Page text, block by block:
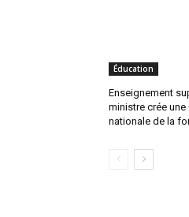
Éducation
Enseignement
ministre crée
nationale de la